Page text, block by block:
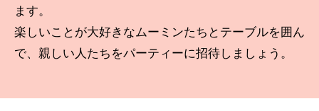
ます。
楽しいことが大好きなムーミンたちとテーブルを囲ん
で、親しい人たちをパーティーに招待しましょう。